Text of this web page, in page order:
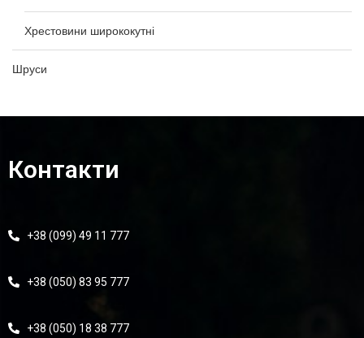
Хрестовини ширококутні
Шруси
Контакти
+38 (099) 49 11 777
+38 (050) 83 95 777
+38 (050) 18 38 777